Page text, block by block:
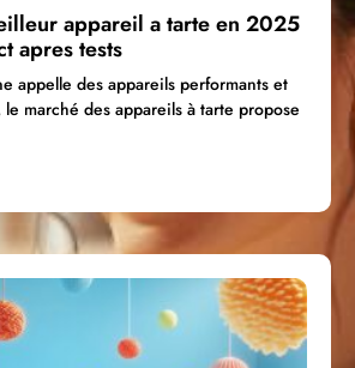
appareil a tarte en 2025
apres tests
appelle des appareils performants et
marché des appareils à tarte propose